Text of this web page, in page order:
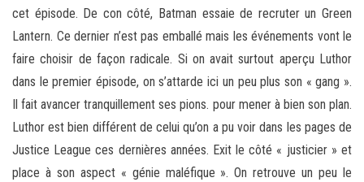
cet épisode. De con côté, Batman essaie de recruter un Green
Lantern. Ce dernier n’est pas emballé mais les événements vont le
faire choisir de façon radicale. Si on avait surtout aperçu Luthor
dans le premier épisode, on s’attarde ici un peu plus son « gang ».
Il fait avancer tranquillement ses pions. pour mener à bien son plan.
Luthor est bien différent de celui qu’on a pu voir dans les pages de
Justice League ces dernières années. Exit le côté « justicier » et
place à son aspect « génie maléfique ». On retrouve un peu le